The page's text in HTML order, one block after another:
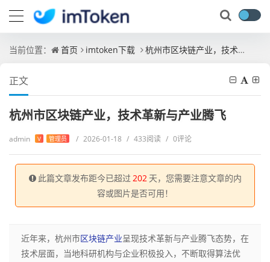
当前位置： 首页 imtoken下载 杭州市区块链产业，技术革新与产业腾飞
正文
杭州市区块链产业，技术革新与产业腾飞
admin V 管理员 / 2026-01-18 / 433阅读 / 0评论
此篇文章发布距今已超过 202 天，您需要注意文章的内
容或图片是否可用！
近年来，杭州市区块链产业呈现技术革新与产业腾飞态势，在
技术层面，当地科研机构与企业积极投入，不断取得算法优